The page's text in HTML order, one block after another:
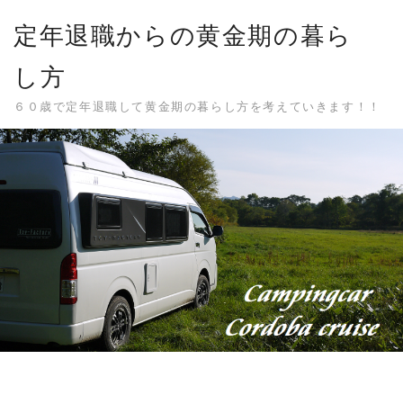
content
定年退職からの黄金期の暮ら
し方
６０歳で定年退職して黄金期の暮らし方を考えていきます！！